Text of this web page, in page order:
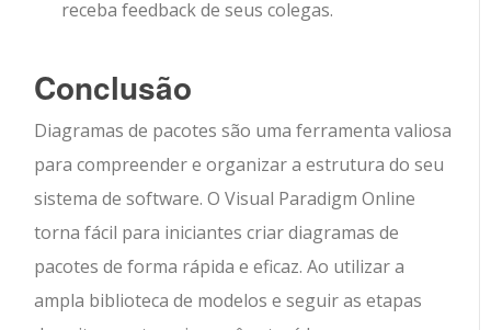
receba feedback de seus colegas.
Conclusão
Diagramas de pacotes são uma ferramenta valiosa
para compreender e organizar a estrutura do seu
sistema de software. O Visual Paradigm Online
torna fácil para iniciantes criar diagramas de
pacotes de forma rápida e eficaz. Ao utilizar a
ampla biblioteca de modelos e seguir as etapas